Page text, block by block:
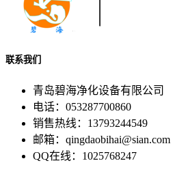
联系我们
青岛碧海净化设备有限公司
电话：053287700860
销售热线：13793244549
邮箱：qingdaobihai@sian.com
QQ在线：1025768247